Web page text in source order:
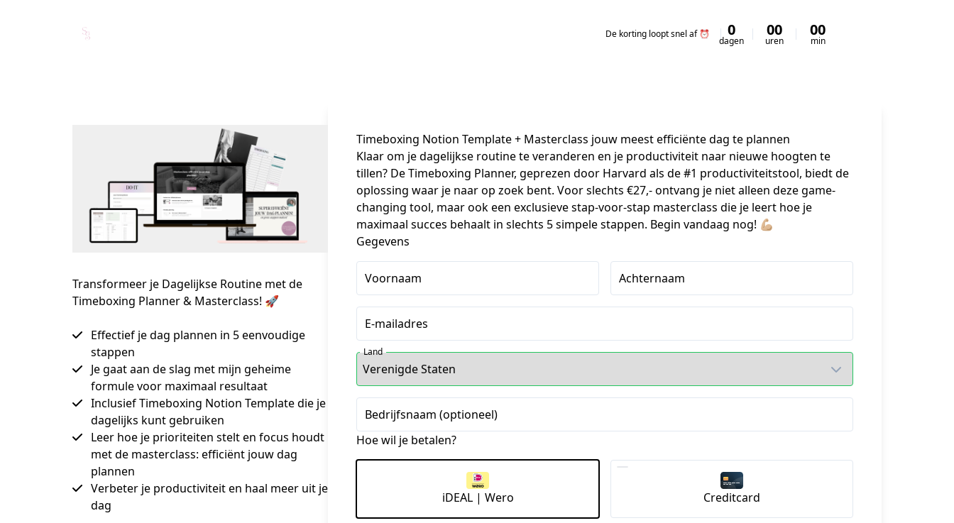
De korting loopt snel af ⏰ 0
dagen
00
uren
00
min
Transformeer je Dagelijkse Routine met de
Timeboxing Planner & Masterclass! 🚀
Effectief je dag plannen in 5 eenvoudige
stappen
Je gaat aan de slag met mijn geheime
formule voor maximaal resultaat
Inclusief Timeboxing Notion Template die je
dagelijks kunt gebruiken
Leer hoe je prioriteiten stelt en focus houdt
met de masterclass: efficiënt jouw dag
plannen
Verbeter je productiviteit en haal meer uit je
dag
Timeboxing Notion Template + Masterclass jouw meest efficiënte dag te plannen
Klaar om je dagelijkse routine te veranderen en je productiviteit naar nieuwe hoogten te
tillen? De Timeboxing Planner, geprezen door Harvard als de #1 productiviteitstool, biedt de
oplossing waar je naar op zoek bent. Voor slechts €27,- ontvang je niet alleen deze game-
changing tool, maar ook een exclusieve stap-voor-stap masterclass die je leert hoe je
maximaal succes behaalt in slechts 5 simpele stappen. Begin vandaag nog! 💪🏼
Gegevens
Voornaam Achternaam
E-mailadres
Land
Bedrijfsnaam (optioneel)
Hoe wil je betalen?
iDEAL | Wero Creditcard